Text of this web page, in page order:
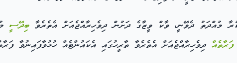
މުއްދަތު ދެވޭނީ، ވާކް ވީޒާގެ ދަށުން ދިވެހިރާއްޖެއަށް އެތެރެވާބިދޭސީ
ފަރާތެއް ދިވެހިރާއްޖެއަށް އެތެރެވާ ތާރީހުގައި އެކައުންޓެއް ހުޅުވާފައިނުވާ